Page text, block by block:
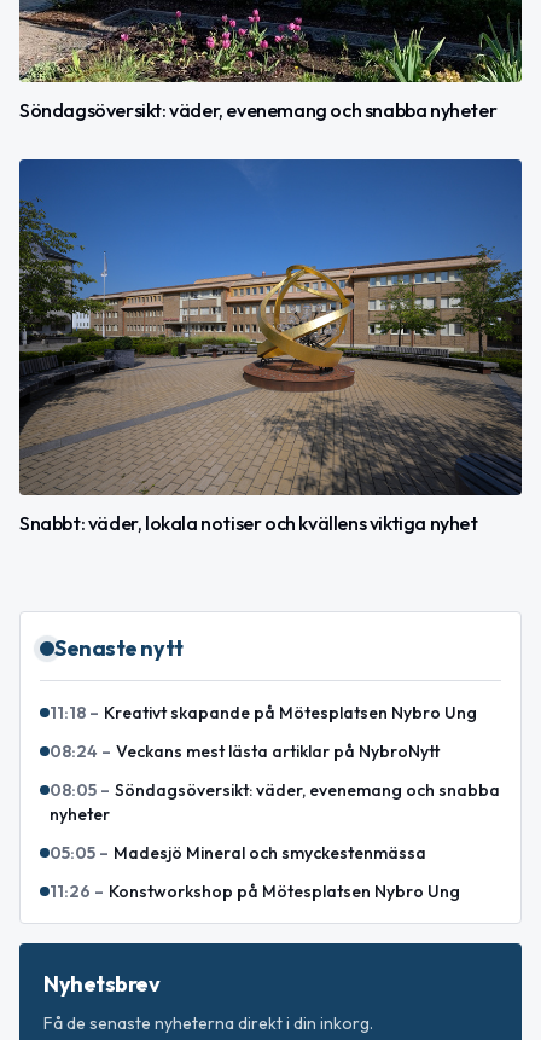
Söndagsöversikt: väder, evenemang och snabba nyheter
Snabbt: väder, lokala notiser och kvällens viktiga nyhet
Senaste nytt
11:18 – Kreativt skapande på Mötesplatsen Nybro Ung
08:24 – Veckans mest lästa artiklar på NybroNytt
08:05 – Söndagsöversikt: väder, evenemang och snabba
nyheter
05:05 – Madesjö Mineral och smyckestenmässa
11:26 – Konstworkshop på Mötesplatsen Nybro Ung
Nyhetsbrev
Få de senaste nyheterna direkt i din inkorg.